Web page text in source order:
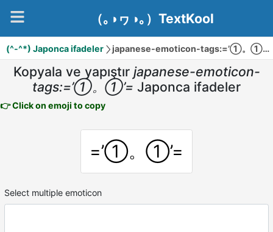
（｡◑ヮ◑｡）TextKool
(^-^*) Japonca ifadeler japanese-emoticon-tags:=’①。①’=
Kopyala ve yapıştır japanese-emoticon-
tags:=’①。①’= Japonca ifadeler
👉 Click on emoji to copy
=’①。①’=
Select multiple emoticon